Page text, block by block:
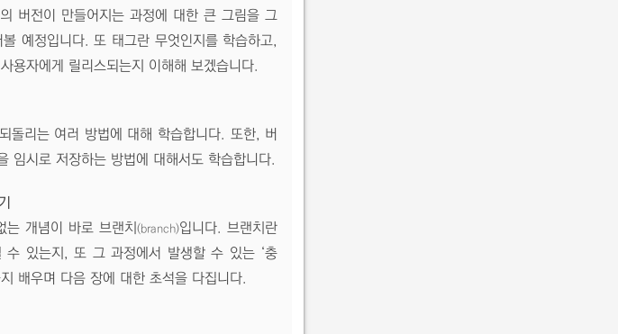
버전이 만들어지는 과정에 대한 큰 그림을 그
예정입니다. 또 태그란 무엇인지를 학습하고,
용자에게 릴리스되는지 이해해 보겠습니다.
돌리는 여러 방법에 대해 학습합니다. 또한, 버
임시로 저장하는 방법에 대해서도 학습합니다.
개념이 바로 브랜치 (branch)입니다. 브랜치란
수 있는지, 또 그 과정에서 발생할 수 있는 ‘충
배우며 다음 장에 대한 초석을 다집니다.